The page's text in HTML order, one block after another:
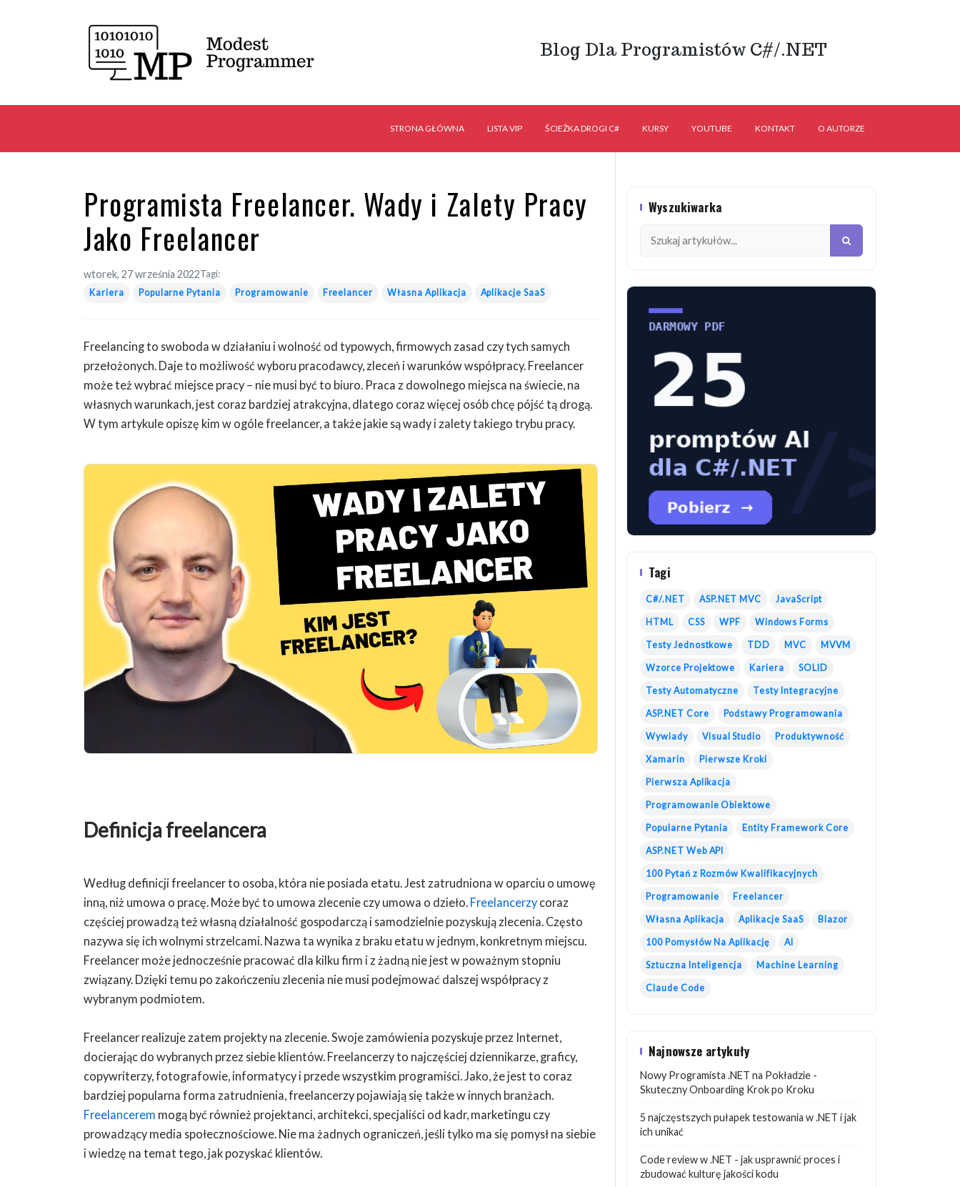
Blog Dla Programistów C#/.NET
STRONA GŁÓWNA LISTA VIP ŚCIEŻKA DROGI C# KURSY YOUTUBE KONTAKT O AUTORZE
Programista Freelancer. Wady i Zalety Pracy
Jako Freelancer
wtorek, 27 września 2022Tagi:
Kariera Popularne Pytania Programowanie Freelancer Własna Aplikacja Aplikacje SaaS
Freelancing to swoboda w działaniu i wolność od typowych, firmowych zasad czy tych samych
przełożonych. Daje to możliwość wyboru pracodawcy, zleceń i warunków współpracy. Freelancer
może też wybrać miejsce pracy – nie musi być to biuro. Praca z dowolnego miejsca na świecie, na
własnych warunkach, jest coraz bardziej atrakcyjna, dlatego coraz więcej osób chcę pójść tą drogą.
W tym artykule opiszę kim w ogóle freelancer, a także jakie są wady i zalety takiego trybu pracy.
Definicja freelancera
Według definicji freelancer to osoba, która nie posiada etatu. Jest zatrudniona w oparciu o umowę
inną, niż umowa o pracę. Może być to umowa zlecenie czy umowa o dzieło. Freelancerzy coraz
częściej prowadzą też własną działalność gospodarczą i samodzielnie pozyskują zlecenia. Często
nazywa się ich wolnymi strzelcami. Nazwa ta wynika z braku etatu w jednym, konkretnym miejscu.
Freelancer może jednocześnie pracować dla kilku firm i z żadną nie jest w poważnym stopniu
związany. Dzięki temu po zakończeniu zlecenia nie musi podejmować dalszej współpracy z
wybranym podmiotem.
Freelancer realizuje zatem projekty na zlecenie. Swoje zamówienia pozyskuje przez Internet,
docierając do wybranych przez siebie klientów. Freelancerzy to najczęściej dziennikarze, graficy,
copywriterzy, fotografowie, informatycy i przede wszystkim programiści. Jako, że jest to coraz
bardziej popularna forma zatrudnienia, freelancerzy pojawiają się także w innych branżach.
Freelancerem mogą być również projektanci, architekci, specjaliści od kadr, marketingu czy
prowadzący media społecznościowe. Nie ma żadnych ograniczeń, jeśli tylko ma się pomysł na siebie
i wiedzę na temat tego, jak pozyskać klientów.
Wyszukiwarka
Tagi
C#/.NET ASP.NET MVC JavaScript
HTML CSS WPF Windows Forms
Testy Jednostkowe TDD MVC MVVM
Wzorce Projektowe Kariera SOLID
Testy Automatyczne Testy Integracyjne
ASP.NET Core Podstawy Programowania
Wywiady Visual Studio Produktywność
Xamarin Pierwsze Kroki
Pierwsza Aplikacja
Programowanie Obiektowe
Popularne Pytania Entity Framework Core
ASP.NET Web API
100 Pytań z Rozmów Kwalifikacyjnych
Programowanie Freelancer
Własna Aplikacja Aplikacje SaaS Blazor
100 Pomysłów Na Aplikację AI
Sztuczna Inteligencja Machine Learning
Claude Code
Najnowsze artykuły
Nowy Programista .NET na Pokładzie -
Skuteczny Onboarding Krok po Kroku
5 najczęstszych pułapek testowania w .NET i jak
ich unikać
Code review w .NET - jak usprawnić proces i
zbudować kulturę jakości kodu